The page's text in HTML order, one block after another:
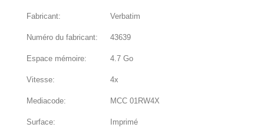
Fabricant: Verbatim
Numéro du fabricant: 43639
Espace mémoire: 4.7 Go
Vitesse: 4x
Mediacode: MCC 01RW4X
Surface: Imprimé